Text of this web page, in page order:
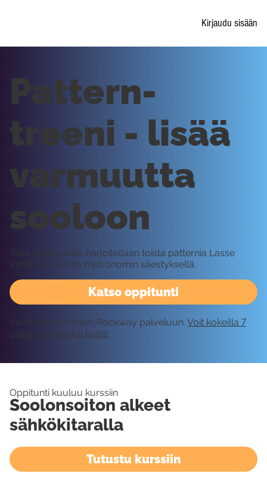
Kirjaudu sisään
Katso oppitunti
Pattern-
treeni - lisää
varmuutta
sooloon
Tällä oppitunnilla harjoitellaan toista patternia Lasse
Parkkilan kanssa metronomin säestyksellä.
Vaatii kirjautumisen Rockway palveluun. Voit kokeilla 7
päivää ilmaiseksi tästä!
Oppitunti kuuluu kurssiin
Soolonsoiton alkeet
sähkökitaralla
Tutustu kurssiin